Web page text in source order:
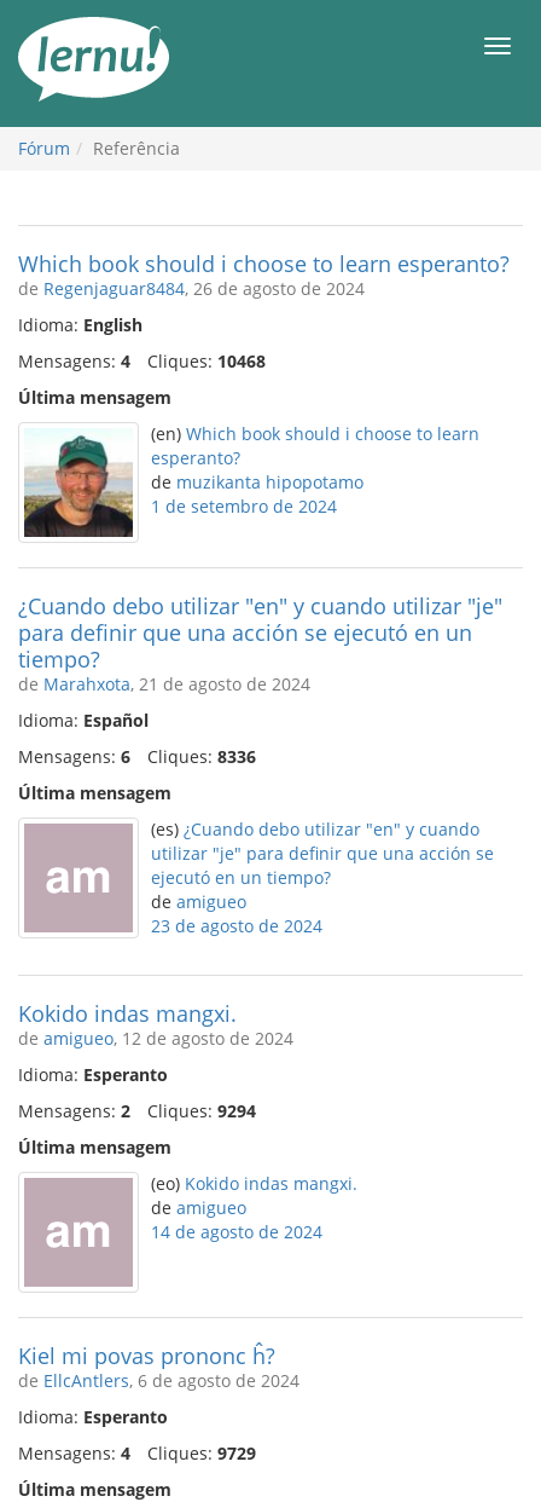
conteúdo
Fórum Referência
Which book should i choose to learn esperanto?
de Regenjaguar8484, 26 de agosto de 2024
Idioma: English
Mensagens: 4 Cliques: 10468
Última mensagem
(en) Which book should i choose to learn
esperanto?
de muzikanta hipopotamo
1 de setembro de 2024
¿Cuando debo utilizar "en" y cuando utilizar "je"
para definir que una acción se ejecutó en un
tiempo?
de Marahxota, 21 de agosto de 2024
Idioma: Español
Mensagens: 6 Cliques: 8336
Última mensagem
(es) ¿Cuando debo utilizar "en" y cuando
utilizar "je" para definir que una acción se
ejecutó en un tiempo?
de amigueo
23 de agosto de 2024
Kokido indas mangxi.
de amigueo, 12 de agosto de 2024
Idioma: Esperanto
Mensagens: 2 Cliques: 9294
Última mensagem
(eo) Kokido indas mangxi.
de amigueo
14 de agosto de 2024
Kiel mi povas prononc ĥ?
de EllcAntlers, 6 de agosto de 2024
Idioma: Esperanto
Mensagens: 4 Cliques: 9729
Última mensagem